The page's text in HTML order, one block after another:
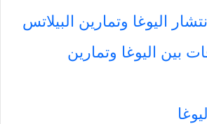
اليوغا وتمارين البيلاتس
بين اليوغا وتمارين